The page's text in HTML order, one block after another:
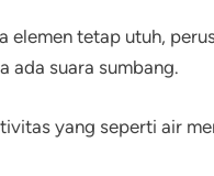
elemen tetap utuh,
ada suara sumbang.
yang seperti air